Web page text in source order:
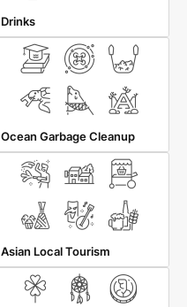
Drinks
Ocean Garbage Cleanup
Asian Local Tourism